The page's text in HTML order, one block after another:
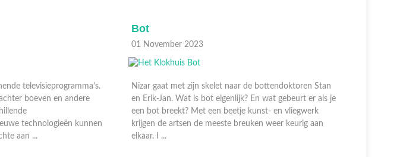
Nizar gaat met zijn skelet naar de bottendoktoren Stan
en Erik-Jan. Wat is bot eigenlijk? En wat gebeurt er als je
een bot breekt? Met een beetje kunst- en vliegwerk
krijgen de artsen de meeste breuken weer keurig aan
elkaar. I ...